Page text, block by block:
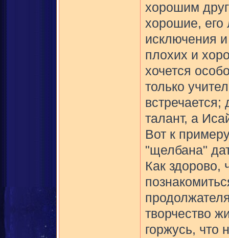
хорошим
хорошие, его
исключения
плохих и
хочется
только
талант, а
Вот к
"щелбана"
Как здорово,
творчество
горжусь, что